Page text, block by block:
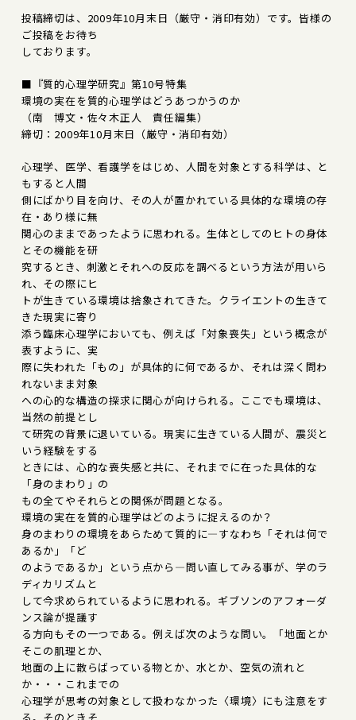
投稿締切は、2009年10月末日（厳守・消印有効）です。皆様の
ご投稿をお待ち
しております。
■『質的心理学研究』第10号特集
環境の実在を質的心理学はどうあつかうのか
（南 博文・佐々木正人 責任編集）
締切：2009年10月末日（厳守・消印有効）
心理学、医学、看護学をはじめ、人間を対象とする科学は、と
もすると人間
側にばかり目を向け、その人が置かれている具体的な環境の存
在・あり様に無
関心のままであったように思われる。生体としてのヒトの身体
とその機能を研
究するとき、刺激とそれへの反応を調べるという方法が用いら
れ、その際にヒ
トが生きている環境は捨象されてきた。クライエントの生きて
きた現実に寄り
添う臨床心理学においても、例えば「対象喪失」という概念が
表すように、実
際に失われた「もの」が具体的に何であるか、それは深く問わ
れないまま対象
への心的な構造の探求に関心が向けられる。ここでも環境は、
当然の前提とし
て研究の背景に退いている。現実に生きている人間が、震災と
いう経験をする
ときには、心的な喪失感と共に、それまでに在った具体的な
「身のまわり」の
もの全てやそれらとの関係が問題となる。
環境の実在を質的心理学はどのように捉えるのか？
身のまわりの環境をあらためて質的に―すなわち「それは何で
あるか」「ど
のようであるか」という点から―問い直してみる事が、学のラ
ディカリズムと
して今求められているように思われる。ギブソンのアフォーダ
ンス論が提議す
る方向もその一つである。例えば次のような問い。「地面とか
そこの肌理とか、
地面の上に散らばっている物とか、水とか、空気の流れと
か・・・これまでの
心理学が思考の対象として扱わなかった〈環境〉にも注意をす
る。そのときそ